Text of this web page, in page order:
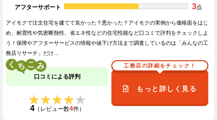
アフターサポート
3点
アイモクで注文住宅を建てて良かった？悪かった？アイモクの実例から価格面をはじ
め、耐震性や気密断熱性、省エネ性などの住宅性能など口コミで評判をチェックしよ
う！保障やアフターサービスの情報や値下げ方法まで調査しているのは「みんなの工
務店リサーチ」だけ…
く こ
口コミによる評判
★★★★★
★★★★★
4（レビュー数4件）
工務店の詳細をチェック！
もっと詳しく見る